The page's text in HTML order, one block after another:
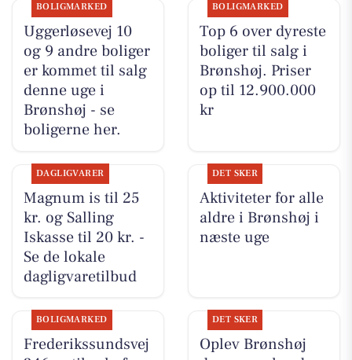
BOLIGMARKED
Uggerløsevej 10
og 9 andre boliger
er kommet til salg
denne uge i
Brønshøj - se
boligerne her.
BOLIGMARKED
Top 6 over dyreste
boliger til salg i
Brønshøj. Priser
op til 12.900.000
kr
DAGLIGVARER
Magnum is til 25
kr. og Salling
Iskasse til 20 kr. -
Se de lokale
dagligvaretilbud
DET SKER
Aktiviteter for alle
aldre i Brønshøj i
næste uge
BOLIGMARKED
Frederikssundsvej
DET SKER
Oplev Brønshøj